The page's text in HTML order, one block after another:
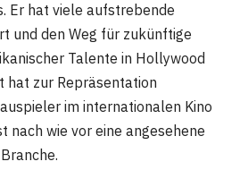
Er hat viele aufstrebende
und den Weg für zukünftige
Talente in Hollywood
hat zur Repräsentation
im internationalen Kino
nach wie vor eine angesehene